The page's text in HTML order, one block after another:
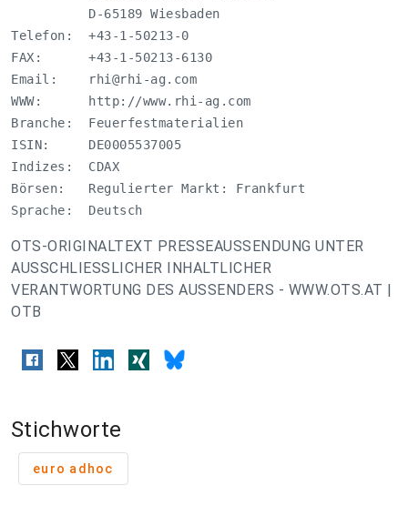
          D-65189 Wiesbaden
Telefon:  +43-1-50213-0
FAX:      +43-1-50213-6130
Email:
rhi@rhi-ag.com
WWW:      http://www.rhi-ag.com
Branche:  Feuerfestmaterialien
ISIN:     DE0005537005
Indizes:  CDAX
Börsen:   Regulierter Markt: Frankfurt
Sprache:  Deutsch
OTS-ORIGINALTEXT PRESSEAUSSENDUNG UNTER
AUSSCHLIESSLICHER INHALTLICHER
VERANTWORTUNG DES AUSSENDERS - WWW.OTS.AT |
OTB
Stichworte
euro adhoc